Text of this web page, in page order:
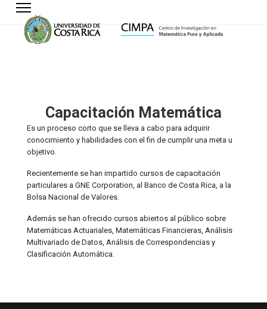
Capacitación Matemática
Es un proceso corto que se lleva a cabo para adquirir
conocimiento y habilidades con el fin de cumplir una meta u
objetivo.
Recientemente se han impartido cursos de capacitación
particulares a GNE Corporation, al Banco de Costa Rica, a la
Bolsa Nacional de Valores.
Además se han ofrecido cursos abiertos al público sobre
Matemáticas Actuariales, Matemáticas Financieras, Análisis
Multivariado de Datos, Análisis de Correspondencias y
Clasificación Automática.